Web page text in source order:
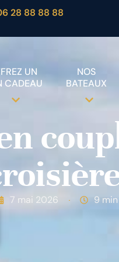
28 88 88 88
UN
CADEAU
NOS
BATEAUX
7 mai 2026 9